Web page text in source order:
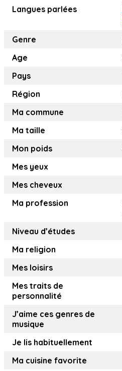
Langues parlées
Genre
Age
Pays
Région
Ma commune
Ma taille
Mon poids
Mes yeux
Mes cheveux
Ma profession
Niveau d’études
Ma religion
Mes loisirs
Mes traits de
personnalité
J’aime ces genres de
musique
Je lis habituellement
Ma cuisine favorite